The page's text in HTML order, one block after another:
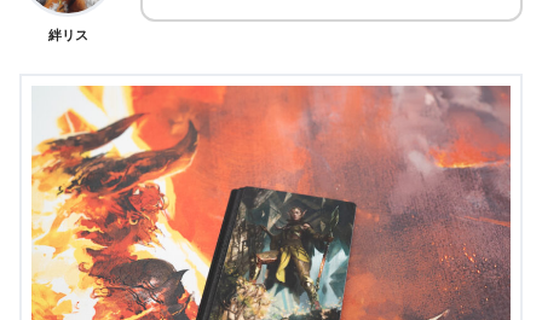
絆リス